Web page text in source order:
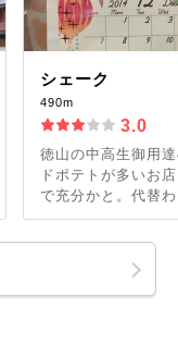
シェーク
490m
3.0
徳山の中高生御用
ドポテトが多いお
で充分かと。代替